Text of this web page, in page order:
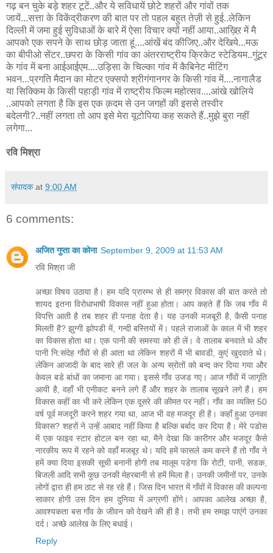
गढ़ बन चुके बड़े शहर टूटें..और ये सविधायें छोटे शहरों और गांवों तक
जायें...सत्ता के विकेंद्रीकरण की बात पर तो पहल बहुत तेज़ी से हुई..लेकिन
दिल्ली में जमा हुई सुविधाओं के बारे में ऐसा विचार क्यों नहीं आया..आख़िऱ में मै
आपको एक सपने के साथ छोड़ जाता हूं....आंखें बंद कीजिए..और देखिये...मऊ
का बीपीओ सेंटर..छपरा के किसी गांव का अंतरराष्ट्रीय क्रिकेट स्टेडियम..गुंटूर
के गांव में बना आईआईएम....उड़िसा के चिल्का गांव में कैबिनेट मीटिंग
भवन...प्रगति मैदान का मोटर एक्सपो श्रीगंगानगर के किसी गांव में....नागालैड
या सिक्किम के किसी पहाड़ी गांव में राष्ट्रीय फिल्म महोत्सव....आंखे खोलिये
..आपको लगता है कि इस एक क़दम से उन जगहों की इससे तस्वीर
बदेलगी?..नहीं लगता तो आप इसे मेरा यूटोपिया कह सकते हैं..मुझे बुरा नहीं
लगेगा...
रवि मिश्रा
संपादक at 9:00 AM
6 comments:
अजित गुप्ता का कोना September 9, 2009 at 11:53 AM
रवि मिश्रा जी
अच्‍छा विषय उठाया है। हम यदि प्रारम्‍भ से ही समग्र विकास की बात करते तो
शायद इतना विरोधाभाषी विकास नहीं हुआ होता। आप कहते हैं कि जब गाँव में
विपत्ति आती है तब शहर ही पनाह देता है। यह उनकी मजबूरी है, कैसी पनाह
मिलती है? झुग्‍गी झोपडी में, गन्‍दी बस्तियों में। पहले राजाओं के काल में भी शहर
का विकास होता था। एक पानी की समस्‍या को ही लें। वे तालाब बनवाते थे और
पानी नि:संदेह गाँवों से ही आता था लेकिन शहरों में भी बावडी, कुएं खुदवाते थे।
लेकिन आजादी के बाद सारे ही जल के अन्‍य स्रोतों को बन्‍द कर दिया गया और
केवल बडे बांधों का जमाना आ गया। इससे गाँव उजड गए। आज गाँवों में जागृति
आयी है, वहाँ भी एनीकट बनने लगे हैं और शहर के तालाब सूखने लगे हैं। हम
विकास कहीं का भी करे लेकिन एक दूसरे की कीमत पर नहीं। गाँव का व्‍यक्ति 50
वर्ष पूर्व मजदूरी करने शहर गया था, आज भी वह मजदूर ही है। कहाँ हुआ उनका
विकास? शहरों ने उन्‍हें आबाद नहीं किया है बल्कि बर्बाद कर दिया है। मेरे पडोस
में एक फाइव स्‍टार होटल बन रहा था, मैने देखा कि कारीगर और मजदूर कैसे
नारकीय रूप में रहने को वहाँ मजबूर थे। यदि हमें फासले कम करने हैं तो गाँव ने
हमें क्‍या दिया इसकी सूची बनानी होगी तब मालूम पडेगा कि रोटी, पानी, सडक,
बिजली आदि सभी कुछ उनकी मेहरबानी से हमें मिला है। उनकी जमीनों पर, उनके
लोगों द्वारा ही हम ठाट से रह रहे हैं। जिस दिन भारत में गाँवों में विकास की कल्‍पना
साकार होगी उस दिन हम दुनिया में अग्रणी होंगे। आपका आलेख अच्‍छा है,
आवश्‍यकता बस गाँव के जीवन को देखने की ही है। तभी हम समझ पाएंगे उनका
दर्द। अच्‍छे आलेख के लिए बधाई।
Reply